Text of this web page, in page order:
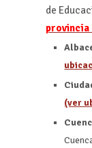
de
provincia
(ver